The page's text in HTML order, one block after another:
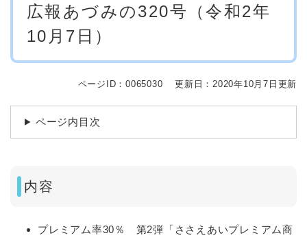
広報あづみの320号（令和2年
10月7日）
ページID：0065030 更新日：2020年10月7日更新
ページ内目次
内容
プレミアム率30％ 第2弾「ささえあいプレミアム商